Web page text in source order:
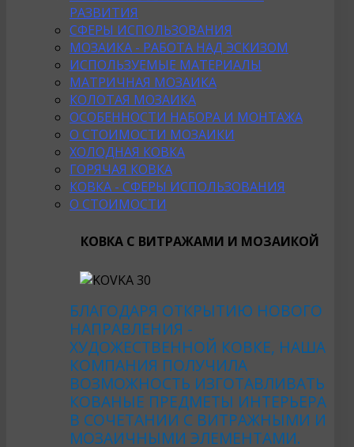
РАЗВИТИЯ
СФЕРЫ ИСПОЛЬЗОВАНИЯ
МОЗАИКА - РАБОТА НАД ЭСКИЗОМ
ИСПОЛЬЗУЕМЫЕ МАТЕРИАЛЫ
МАТРИЧНАЯ МОЗАИКА
КОЛОТАЯ МОЗАИКА
ОСОБЕННОСТИ НАБОРА И МОНТАЖА
О СТОИМОСТИ МОЗАИКИ
ХОЛОДНАЯ КОВКА
ГОРЯЧАЯ КОВКА
КОВКА - СФЕРЫ ИСПОЛЬЗОВАНИЯ
О СТОИМОСТИ
КОВКА С ВИТРАЖАМИ И МОЗАИКОЙ
БЛАГОДАРЯ ОТКРЫТИЮ НОВОГО
НАПРАВЛЕНИЯ -
ХУДОЖЕСТВЕННОЙ КОВКЕ, НАША
КОМПАНИЯ ПОЛУЧИЛА
ВОЗМОЖНОСТЬ ИЗГОТАВЛИВАТЬ
КОВАНЫЕ ПРЕДМЕТЫ ИНТЕРЬЕРА
В СОЧЕТАНИИ С ВИТРАЖНЫМИ И
МОЗАИЧНЫМИ ЭЛЕМЕНТАМИ.